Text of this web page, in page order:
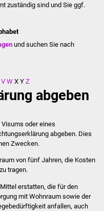
zuständig sind und Sie ggf.
und suchen Sie nach
V W X Y Z
abgeben
Visums oder eines
abgeben. Dies
Zwecken.
von fünf Jahren, die Kosten
tragen.
erstatten, die für den
mit Wohnraum sowie der
anfallen, auch